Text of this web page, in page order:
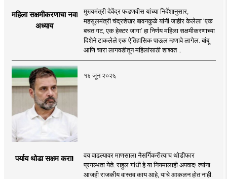
महिला सक्षमीकरणाचा नवा
अध्याय
मुख्यमंत्री देवेंद्र फडणवीस यांच्या निर्देशानुसार,
महसूलमंत्री चंद्रशेखर बावनकुळे यांनी जाहीर केलेला ‘एक
बचत गट, एक हेक्टर जागा’ हा निर्णय महिला सक्षमीकरणाच्या
दिशेने टाकलेले एक ऐतिहासिक पाऊल म्हणावे लागेल. बांबू
आणि चारा लागवडीतून महिलांसाठी शाश्वत ..
१६ जून २०२६
पर्याय थोडा सक्षम करा!
वय वाढल्यावर माणसाला नैसर्गिकरीत्याच थोडीफार
प्रगल्भता येते. राहुल गांधी हे या नियमालाही अपवाद! त्यांना
आजही राजकीय वास्तव काय आहे, याचे आकलन होत नाही.